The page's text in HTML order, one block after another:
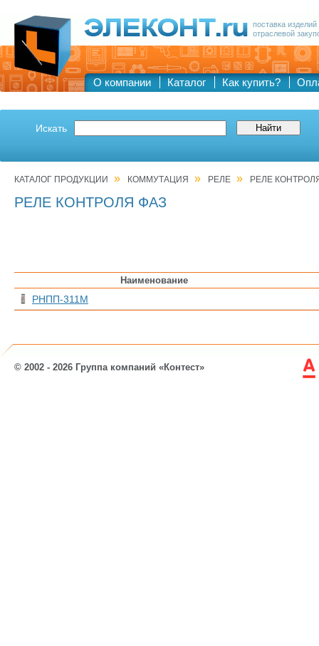
поставка
отраслевой
О компании Каталог Как купить?
Искать
КАТАЛОГ ПРОДУКЦИИ » КОММУТАЦИЯ » РЕЛЕ » РЕЛЕ
РЕЛЕ КОНТРОЛЯ ФАЗ
Наименование
РНПП-311М
© 2002 - 2026 Группа компаний «Контест»